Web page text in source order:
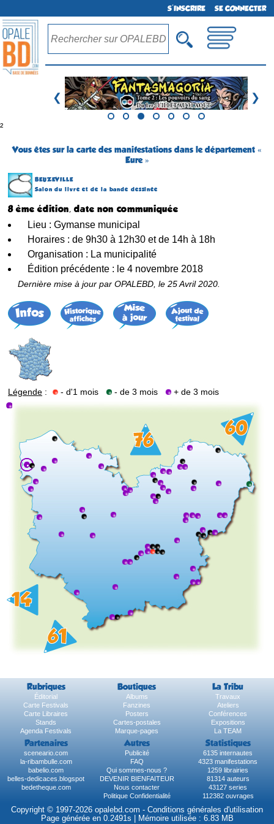
S'INSCRIRE SE CONNECTER
❮ ❯
²
Vous êtes sur la carte des manifestations dans le département «
Eure »
BEUZEVILLE
Salon du livre et de la bande dessinée
8 ème édition, date non communiquée
Lieu : Gymanse municipal
Horaires : de 9h30 à 12h30 et de 14h à 18h
Organisation : La municipalité
Édition précédente : le 4 novembre 2018
Dernière mise à jour par OPALEBD, le 25 Avril 2020.
Légende : - d'1 mois - de 3 mois + de 3 mois
Rubriques Boutiques La Tribu
Éditorial Albums
Travaux
Carte Festivals
Fanzines
Ateliers
Carte Libraires
Posters
Conférences
Stands
Cartes-postales
Expositions
Agenda Festivals
Marque-pages La TEAM
Partenaires Autres Statistiques
sceneario.com Publicité
6135 internautes
la-ribambulle.com
FAQ
4323 manifestations
babelio.com
Qui sommes-nous ?
1259 librairies
belles-dedicaces.blogspot
DEVENIR BIENFAITEUR
81314 auteurs
bedetheque.com
Nous contacter
43127 series
Politique Confidentialité
112382 ouvrages
Copyright © 1997-2026 opalebd.com - Conditions générales d'utilisation
Page générée en 0.2491s | Mémoire utilisée : 6.83 MB